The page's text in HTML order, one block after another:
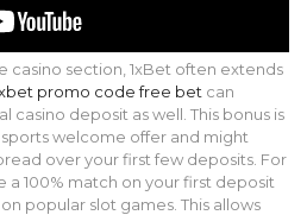
casino section, 1xBet often extends
promo code free bet can
casino deposit as well. This bonus is
welcome offer and might
over your first few deposits. For
100% match on your first deposit
popular slot games. This allows